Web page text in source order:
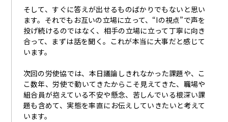
そして、すぐに答えが出せるものばかりでもないと思い
ます。それでもお互いの立場に立って、“Iの視点”で声を
投げ続けるのではなく、相手の立場に立って丁寧に向き
合って、まずは話を聞く。これが本当に大事だと感じて
います。
次回の労使協では、本日議論しきれなかった課題や、こ
こ数年、労使で動いてきたからこそ見えてきた、職場や
組合員が抱えている不安や懸念、苦しんでいる根深い課
題も含めて、実態を率直にお伝えしていきたいと考えて
います。